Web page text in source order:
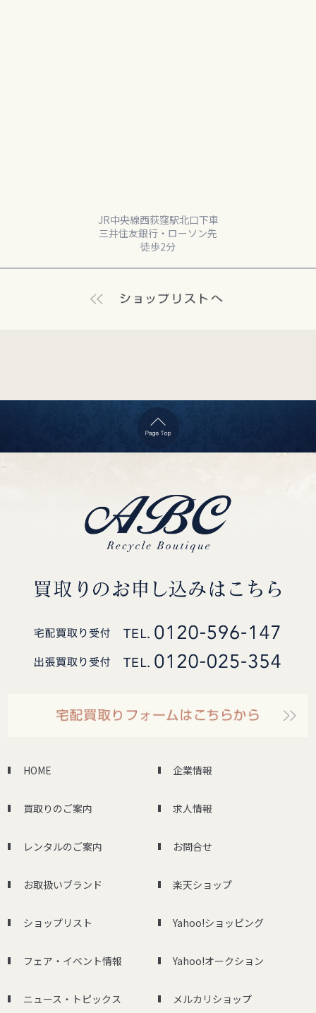
JR中央線西荻窪駅北口下車
三井住友銀行・ローソン先
徒歩2分
HOME 企業情報
買取りのご案内 求人情報
レンタルのご案内 お問合せ
お取扱いブランド 楽天ショップ
ショップリスト Yahoo!ショッピング
フェア・イベント情報 Yahoo!オークション
ニュース・トピックス メルカリショップ